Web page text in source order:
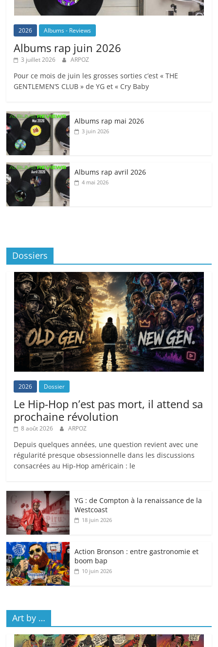
2026 Albums - Reviews
Albums rap juin 2026
3 juillet 2026 ARPOZ
Pour ce mois de juin les grosses sorties c’est « THE
GENTLEMEN’S CLUB » de YG et « Cry Baby
Albums rap mai 2026
3 juin 2026
Albums rap avril 2026
4 mai 2026
Dossiers
2026 Dossier
Le Hip-Hop n’est pas mort, il attend sa
prochaine révolution
8 août 2026 ARPOZ
Depuis quelques années, une question revient avec une
régularité presque obsessionnelle dans les discussions
consacrées au Hip-Hop américain : le
YG : de Compton à la renaissance de la
Westcoast
18 juin 2026
Action Bronson : entre gastronomie et
boom bap
10 juin 2026
Art by …